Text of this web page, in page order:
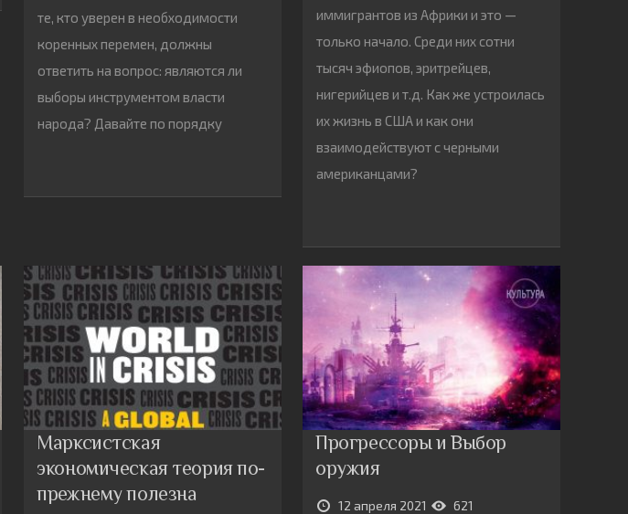
те, кто уверен в необходимости
коренных перемен, должны
ответить на вопрос: являются ли
выборы инструментом власти
народа? Давайте по порядку
иммигрантов из Африки и это —
только начало. Среди них сотни
тысяч эфиопов, эритрейцев,
нигерийцев и т.д. Как же устроилась
их жизнь в США и как они
взаимодействуют с черными
американцами?
Марксистская
экономическая теория по-
прежнему полезна
Прогрессоры и Выбор
оружия
12 апреля 2021 621